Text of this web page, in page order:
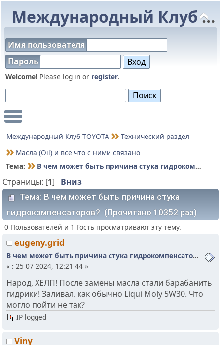
Международный Клуб TOYOTA
Имя пользователя
Пароль
Welcome! Please log in or register.
Main Menu
Международный Клуб TOYOTA
Технический раздел
Масла (Oil) и все что с ними связано
Тема:
В чем может быть причина стука гидрокомпенсаторов?
Страницы: [1] Вниз
Тема: В чем может быть причина стука
гидрокомпенсаторов? (Прочитано 10352 раз)
0 Пользователей и 1 Гость просматривают эту тему.
eugeny.grid
В чем может быть причина стука гидрокомпенсаторов?
« : 25 07 2024, 12:21:44 »
Народ, ХЕЛП! После замены масла стали барабанить
гидрики! Заливал, как обычно Liqui Moly 5W30. Что
могло пойти не так?
IP logged
Viny